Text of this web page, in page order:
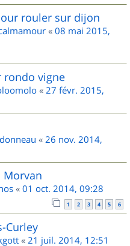
rouler sur dijon
« 08 mai 2015,
rondo vigne
« 27 févr. 2015,
« 26 nov. 2014,
Morvan
« 01 oct. 2014, 09:28
1 2 3 4 5 6
Curley
« 21 juil. 2014, 12:51